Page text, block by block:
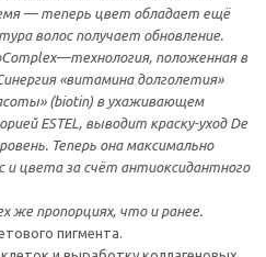
— теперь цвет обладает ещё
волос получает обновление.
положенная в
«витамина долголетия»
(biotin) в ухаживающем
ESTEL, выводит краску-уход De
Теперь она максимально
и цвета за счёт антиоксидантного
пропорциях, что и ранее.
пигмента.